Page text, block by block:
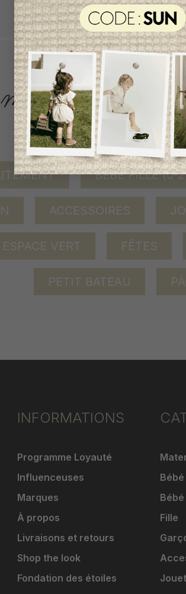
tout achat de 100$ et plus
ACCÈS RAPIDE
magasinez par
BÉBÉ FILLE (0-
ACCESSOIRES
ESPACE VERT FÊTES
PETIT BATEAU
INFORMATIONS
Programme Loyauté
Influenceuses
Marques
À propos
Livraisons et retours
Shop the look
Fondation des étoiles
Fille